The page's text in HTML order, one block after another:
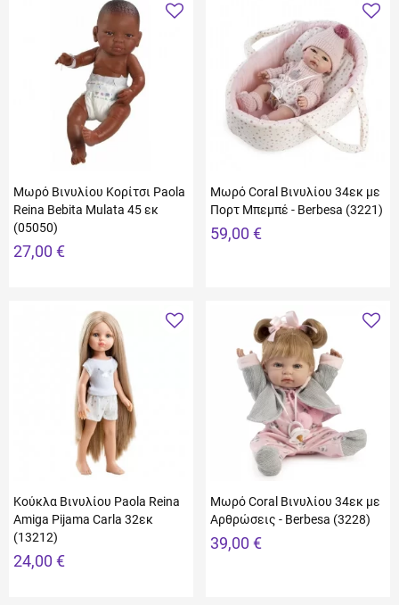
Μωρό Βινυλίου Κορίτσι Paola
Reina Bebita Mulata 45 εκ
(05050)
27,00 €
Μωρό Coral Βινυλίου 34εκ με
Πορτ Μπεμπέ - Berbesa (3221)
59,00 €
Κούκλα Βινυλίου Paola Reina
Amiga Pijama Carla 32εκ
(13212)
24,00 €
Μωρό Coral Βινυλίου 34εκ με
Αρθρώσεις - Berbesa (3228)
39,00 €